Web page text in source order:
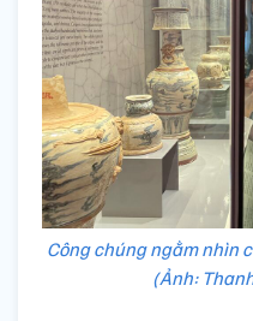
Công chúng ngằm nhìn
(Ảnh: